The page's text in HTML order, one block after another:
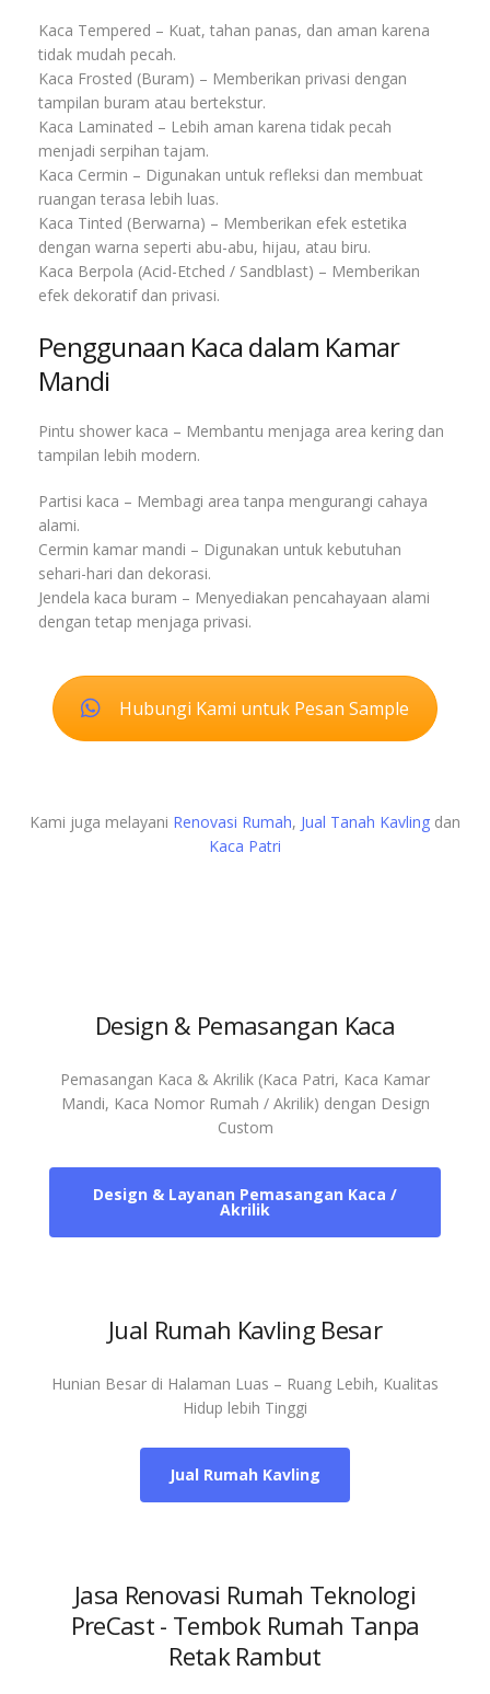
Kaca Tempered – Kuat, tahan panas, dan aman karena
tidak mudah pecah.
Kaca Frosted (Buram) – Memberikan privasi dengan
tampilan buram atau bertekstur.
Kaca Laminated – Lebih aman karena tidak pecah
menjadi serpihan tajam.
Kaca Cermin – Digunakan untuk refleksi dan membuat
ruangan terasa lebih luas.
Kaca Tinted (Berwarna) – Memberikan efek estetika
dengan warna seperti abu-abu, hijau, atau biru.
Kaca Berpola (Acid-Etched / Sandblast) – Memberikan
efek dekoratif dan privasi.
Penggunaan Kaca dalam Kamar
Mandi
Pintu shower kaca – Membantu menjaga area kering dan
tampilan lebih modern.
Partisi kaca – Membagi area tanpa mengurangi cahaya
alami.
Cermin kamar mandi – Digunakan untuk kebutuhan
sehari-hari dan dekorasi.
Jendela kaca buram – Menyediakan pencahayaan alami
dengan tetap menjaga privasi.
Hubungi Kami untuk Pesan Sample
Kami juga melayani Renovasi Rumah, Jual Tanah Kavling dan
Kaca Patri
Design & Pemasangan Kaca
Pemasangan Kaca & Akrilik (Kaca Patri, Kaca Kamar
Mandi, Kaca Nomor Rumah / Akrilik) dengan Design
Custom
Design & Layanan Pemasangan Kaca /
Akrilik
Jual Rumah Kavling Besar
Hunian Besar di Halaman Luas – Ruang Lebih, Kualitas
Hidup lebih Tinggi
Jual Rumah Kavling
Jasa Renovasi Rumah Teknologi
PreCast - Tembok Rumah Tanpa
Retak Rambut